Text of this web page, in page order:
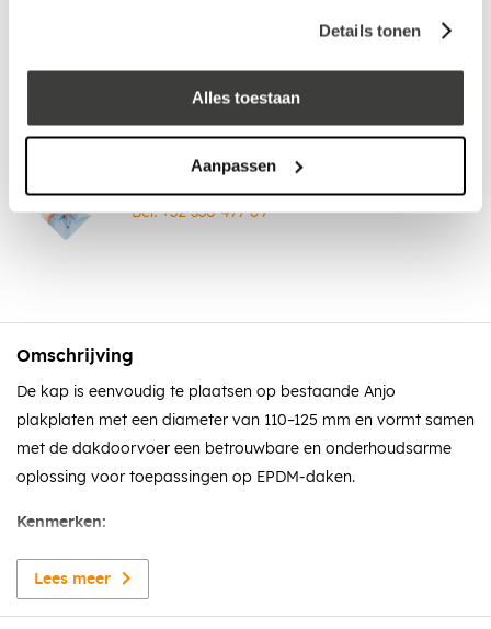
Details tonen
Alles toestaan
Aanpassen
186,29 156,99
Bel: +32 330 477 69
Omschrijving
De kap is eenvoudig te plaatsen op bestaande Anjo
plakplaten met een diameter van 110–125 mm en vormt samen
met de dakdoorvoer een betrouwbare en onderhoudsarme
oplossing voor toepassingen op EPDM-daken.
Kenmerken:
Weerbestendige, zwarte afwerking
Lees meer